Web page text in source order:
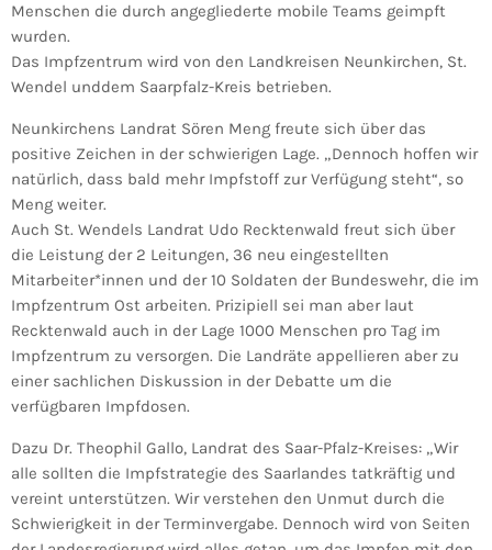
Menschen die durch angegliederte mobile Teams geimpft
wurden.
Das Impfzentrum wird von den Landkreisen Neunkirchen, St.
Wendel unddem Saarpfalz-Kreis betrieben.
Neunkirchens Landrat Sören Meng freute sich über das
positive Zeichen in der schwierigen Lage. „Dennoch hoffen wir
natürlich, dass bald mehr Impfstoff zur Verfügung steht“, so
Meng weiter.
Auch St. Wendels Landrat Udo Recktenwald freut sich über
die Leistung der 2 Leitungen, 36 neu eingestellten
Mitarbeiter*innen und der 10 Soldaten der Bundeswehr, die im
Impfzentrum Ost arbeiten. Prizipiell sei man aber laut
Recktenwald auch in der Lage 1000 Menschen pro Tag im
Impfzentrum zu versorgen. Die Landräte appellieren aber zu
einer sachlichen Diskussion in der Debatte um die
verfügbaren Impfdosen.
Dazu Dr. Theophil Gallo, Landrat des Saar-Pfalz-Kreises: „Wir
alle sollten die Impfstrategie des Saarlandes tatkräftig und
vereint unterstützen. Wir verstehen den Unmut durch die
Schwierigkeit in der Terminvergabe. Dennoch wird von Seiten